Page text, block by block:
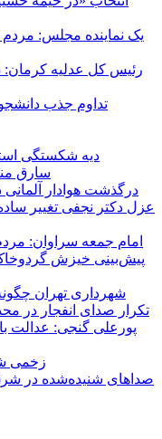
یک نماینده مجلس: مردم
رئیس کل عدلیه کرمان:
تداوم جذب
دیه شکستگی استخوان
۲ سارق
درگذشت هوادار آلمانی
عزل دکتر نجفی تغییر
امام جمعه سراوان:
پیش‌بینی خیزش
شهرداری تهران
تکرار صدای انفجار در
پورعلی گنجی: عدالت
زخمی شدن ۳ نظامی
صداهای شنیده‌شده در